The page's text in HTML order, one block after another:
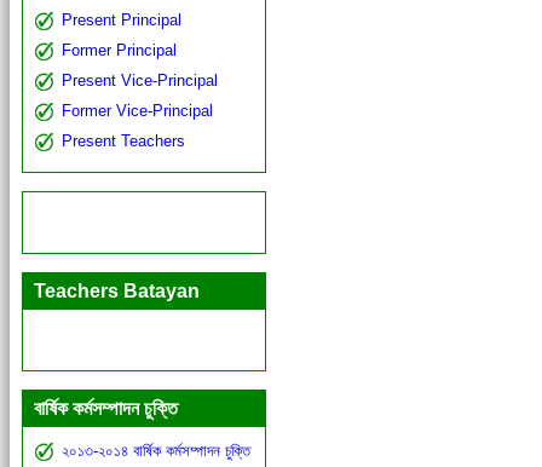
Present Principal
Former Principal
Present Vice-Principal
Former Vice-Principal
Present Teachers
Teachers Batayan
বার্ষিক কর্মসম্পাদন চুক্তি
২০১৩-২০১৪ বার্ষিক কর্মসম্পাদন চুক্তি